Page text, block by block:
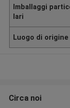
Imballaggi
lari
Luogo di origine
Circa noi